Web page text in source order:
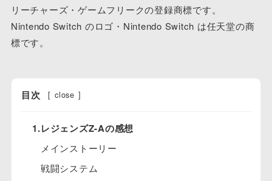
リーチャーズ・ゲームフリークの登録商標です。
Nintendo Switch のロゴ・Nintendo Switch は任天堂の商
標です。
目次 [ close ]
1.レジェンズZ-Aの感想
メインストーリー
戦闘システム